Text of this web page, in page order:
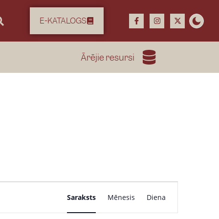
E-KATALOGS
Ārējie resursi
a
s
Saraksts Mēnesis Diena